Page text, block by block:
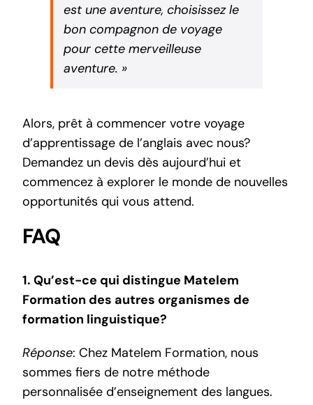
est une aventure, choisissez le
bon compagnon de voyage
pour cette merveilleuse
aventure. »
Alors, prêt à commencer votre voyage
d’apprentissage de l’anglais avec nous?
Demandez un devis dès aujourd’hui et
commencez à explorer le monde de nouvelles
opportunités qui vous attend.
FAQ
1. Qu’est-ce qui distingue Matelem
Formation des autres organismes de
formation linguistique?
Réponse: Chez Matelem Formation, nous
sommes fiers de notre méthode
personnaliséed’enseignement des langues.